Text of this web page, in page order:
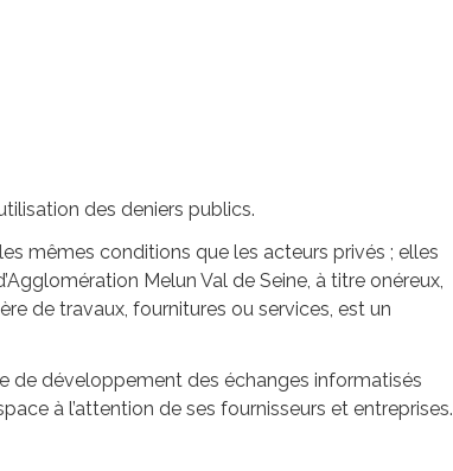
des deniers publics.
mêmes conditions que les acteurs privés ; elles
Melun Val de Seine, à titre onéreux,
de travaux, fournitures ou services, est un
de développement des échanges informatisés
à l’attention de ses fournisseurs et entreprises.